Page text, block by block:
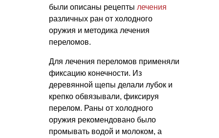
были описаны рецепты лечения
различных ран от холодного
оружия и методика лечения
переломов.
Для лечения переломов применяли
фиксацию конечности. Из
деревянной щепы делали лубок и
крепко обвязывали, фиксируя
перелом. Раны от холодного
оружия рекомендовано было
промывать водой и молоком, а